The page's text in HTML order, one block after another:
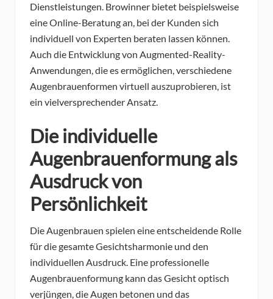
Dienstleistungen. Browinner bietet beispielsweise
eine Online-Beratung an, bei der Kunden sich
individuell von Experten beraten lassen können.
Auch die Entwicklung von Augmented-Reality-
Anwendungen, die es ermöglichen, verschiedene
Augenbrauenformen virtuell auszuprobieren, ist
ein vielversprechender Ansatz.
Die individuelle
Augenbrauenformung als
Ausdruck von
Persönlichkeit
Die Augenbrauen spielen eine entscheidende Rolle
für die gesamte Gesichtsharmonie und den
individuellen Ausdruck. Eine professionelle
Augenbrauenformung kann das Gesicht optisch
verjüngen, die Augen betonen und das